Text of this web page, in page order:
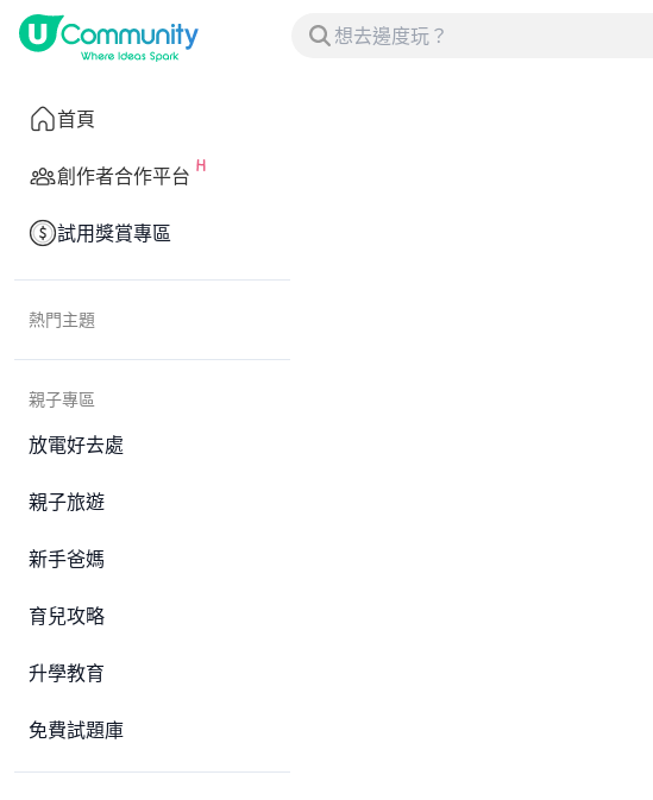
首頁
創作者合作平台
試用獎賞專區
熱門主題
親子專區
放電好去處
親子旅遊
新手爸媽
育兒攻略
升學教育
免費試題庫